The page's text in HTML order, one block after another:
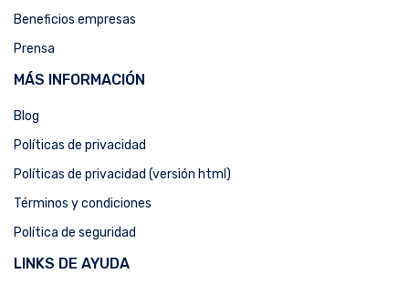
Beneficios empresas
Prensa
MÁS INFORMACIÓN
Blog
Políticas de privacidad
Políticas de privacidad (versión html)
Términos y condiciones
Política de seguridad
LINKS DE AYUDA